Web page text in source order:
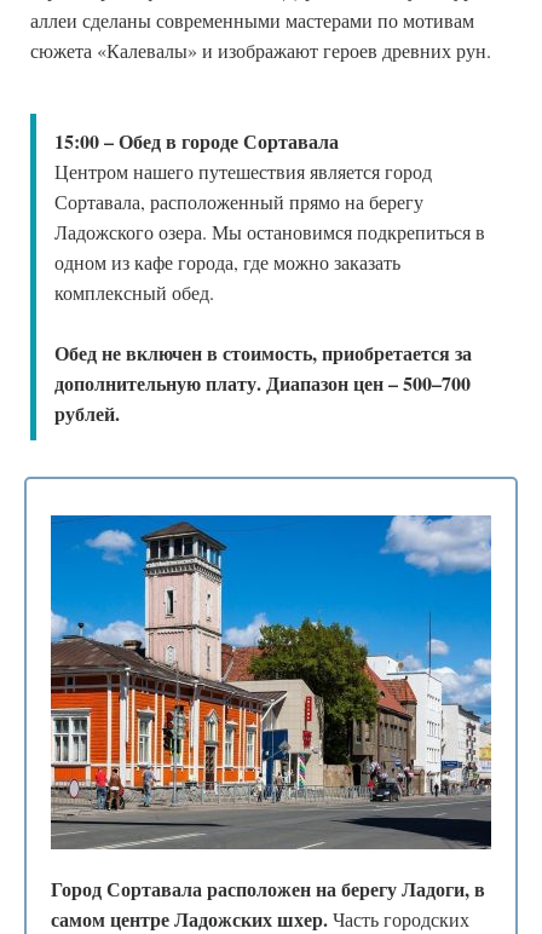
аллеи сделаны современными мастерами по мотивам
сюжета «Калевалы» и изображают героев древних рун.
15:00 – Обед в городе Сортавала
Центром нашего путешествия является город
Сортавала, расположенный прямо на берегу
Ладожского озера. Мы остановимся подкрепиться в
одном из кафе города, где можно заказать
комплексный обед.
Обед не включен в стоимость, приобретается за
дополнительную плату. Диапазон цен – 500–700
рублей.
Город Сортавала расположен на берегу Ладоги, в
самом центре Ладожских шхер.Часть городских